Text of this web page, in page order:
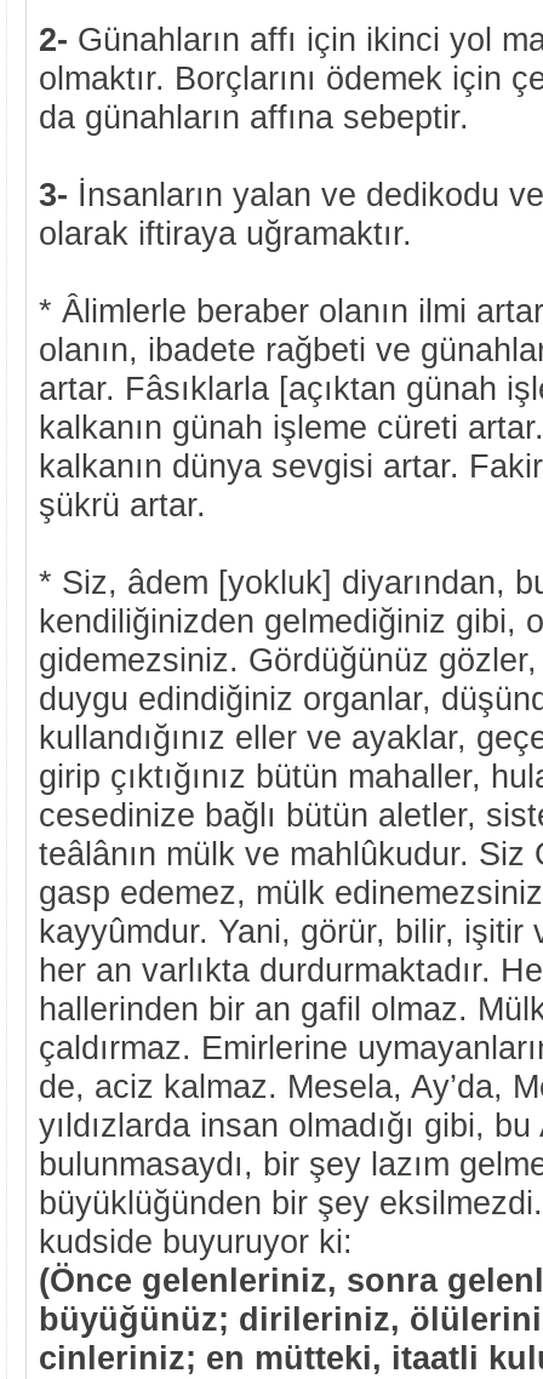
2- Günahların affı için ikinci yol
olmaktır. Borçlarını ödemek için
da günahların affına sebeptir.
3- İnsanların yalan ve dedikodu
olarak iftiraya uğramaktır.
* Âlimlerle beraber olanın ilmi
olanın, ibadete rağbeti ve
artar. Fâsıklarla [açıktan günah
kalkanın günah işleme cüreti
kalkanın dünya sevgisi artar.
şükrü artar.
* Siz, âdem [yokluk] diyarından,
kendiliğinizden gelmediğiniz gibi,
gidemezsiniz. Gördüğünüz
duygu edindiğiniz organlar,
kullandığınız eller ve ayaklar,
girip çıktığınız bütün mahaller,
cesedinize bağlı bütün aletler,
teâlânın mülk ve mahlûkudur. Siz
gasp edemez, mülk
kayyûmdur. Yani, görür, bilir, işitir
her an varlıkta durdurmaktadır.
hallerinden bir an gafil olmaz.
çaldırmaz. Emirlerine
de, aciz kalmaz. Mesela, Ay’da,
yıldızlarda insan olmadığı gibi,
bulunmasaydı, bir şey lazım
büyüklüğünden bir şey
kudside buyuruyor ki:
(Önce gelenleriniz, sonra
büyüğünüz; dirileriniz,
cinleriniz; en mütteki, itaatli